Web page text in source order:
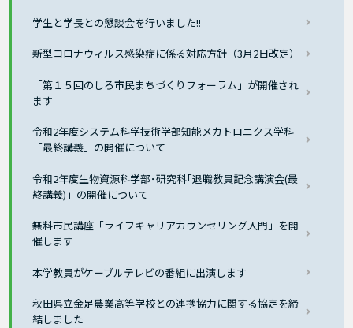
学生と学長との懇談会を行いました!!
新型コロナウィルス感染症に係る対応方針（3月2日改定）
「第１５回のしろ市民まちづくりフォーラム」が開催され
ます
令和2年度システム科学技術学部知能メカトロニクス学科
「最終講義」の開催について
令和2年度生物資源科学部･研究科｢退職教員記念講演会(最
終講義)」の開催について
無料市民講座「ライフキャリアカウンセリング入門」を開
催します
本学教員がケーブルテレビの番組に出演します
秋田県立金足農業高等学校との連携協力に関する協定を締
結しました